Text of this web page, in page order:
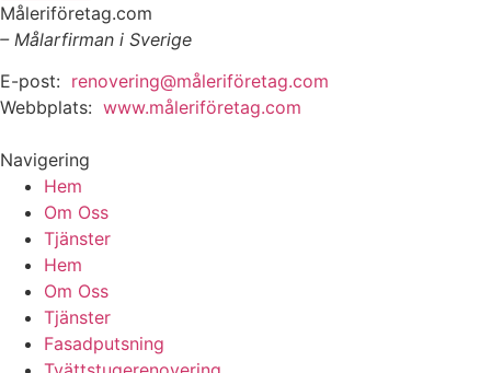
Måleriföretag.com
– Målarfirman i Sverige
E-post: renovering@måleriföretag.com
Webbplats: www.måleriföretag.com
Navigering
Hem
Om Oss
Tjänster
Hem
Om Oss
Tjänster
Fasadputsning